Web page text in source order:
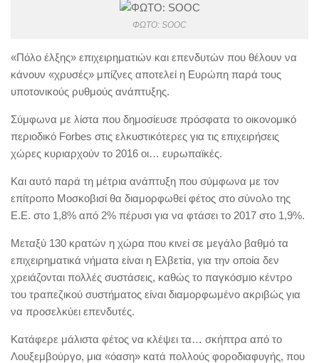
ΦΩΤΟ: SOOC
«Πόλο έλξης» επιχειρηματιών και επενδυτών που θέλουν να
κάνουν «χρυσές» μπίζνες αποτελεί η Ευρώπη παρά τους
υποτονικούς ρυθμούς ανάπτυξης.
Σύμφωνα με λίστα που δημοσίευσε πρόσφατα το οικονομικό
περιοδικό Forbes στις ελκυστικότερες για τις επιχειρήσεις
χώρες κυριαρχούν το 2016 οι… ευρωπαϊκές.
Και αυτό παρά τη μέτρια ανάπτυξη που σύμφωνα με τον
επίτροπο Μοσκοβισί θα διαμορφωθεί φέτος στο σύνολο της
Ε.Ε. στο 1,8% από 2% πέρυσι για να φτάσει το 2017 στο 1,9%.
Μεταξύ 130 κρατών η χώρα που κινεί σε μεγάλο βαθμό τα
επιχειρηματικά νήματα είναι η Ελβετία, για την οποία δεν
χρειάζονται πολλές συστάσεις, καθώς το παγκόσμιο κέντρο
του τραπεζικού συστήματος είναι διαμορφωμένο ακριβώς για
να προσελκύει επενδυτές.
Κατάφερε μάλιστα φέτος να κλέψει τα… σκήπτρα από το
Λουξεμβούργο, μια «όαση» κατά πολλούς φοροδιαφυγής, που